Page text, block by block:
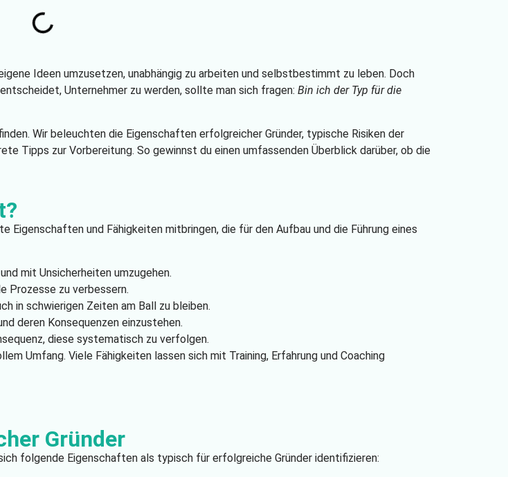
Ideen umzusetzen, unabhängig zu arbeiten und selbstbestimmt zu leben. Doch
Unternehmer zu werden, sollte man sich fragen: Bin ich der Typ für die
Wir beleuchten die Eigenschaften erfolgreicher Gründer, typische Risiken der
Tipps zur Vorbereitung. So gewinnst du einen umfassenden Überblick darüber, ob die
Eigenschaften und Fähigkeiten mitbringen, die für den Aufbau und die Führung eines
mit Unsicherheiten umzugehen.
Prozesse zu verbessern.
in schwierigen Zeiten am Ball zu bleiben.
deren Konsequenzen einzustehen.
diese systematisch zu verfolgen.
Umfang. Viele Fähigkeiten lassen sich mit Training, Erfahrung und Coaching
Gründer
folgende Eigenschaften als typisch für erfolgreiche Gründer identifizieren: